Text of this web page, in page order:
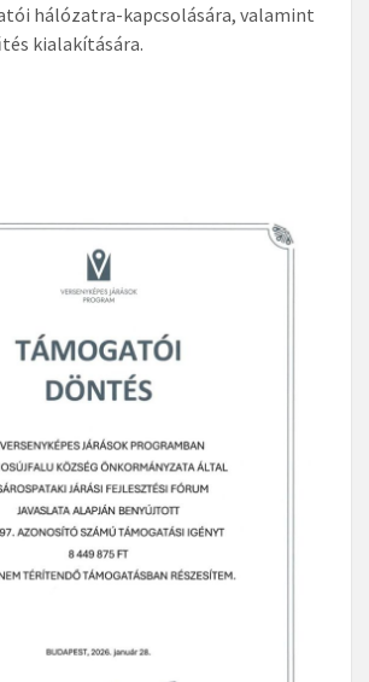
hálózatra-kapcsolására, valamint
kialakítására.